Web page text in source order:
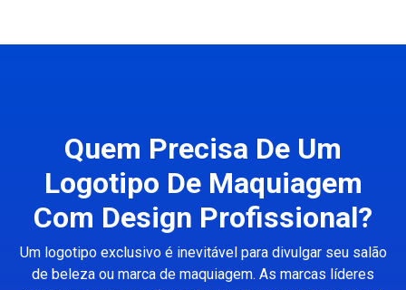
Quem Precisa De Um
Logotipo De Maquiagem
Com Design Profissional?
Um logotipo exclusivo é inevitável para divulgar seu salão
de beleza ou marca de maquiagem. As marcas líderes